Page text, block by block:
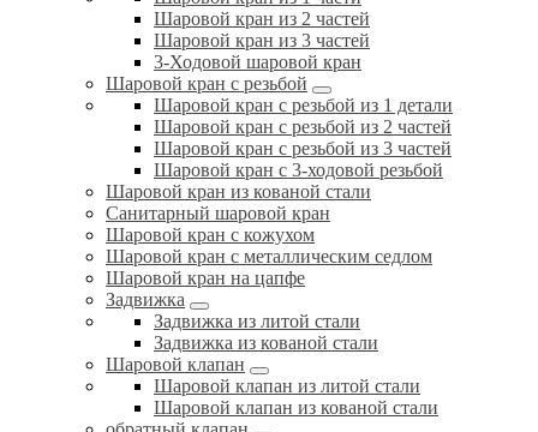
Шаровой кран из 2 частей
Шаровой кран из 3 частей
3-Ходовой шаровой кран
Шаровой кран с резьбой
Шаровой кран с резьбой из 1 детали
Шаровой кран с резьбой из 2 частей
Шаровой кран с резьбой из 3 частей
Шаровой кран с 3-ходовой резьбой
Шаровой кран из кованой стали
Санитарный шаровой кран
Шаровой кран с кожухом
Шаровой кран с металлическим седлом
Шаровой кран на цапфе
Задвижка
Задвижка из литой стали
Задвижка из кованой стали
Шаровой клапан
Шаровой клапан из литой стали
Шаровой клапан из кованой стали